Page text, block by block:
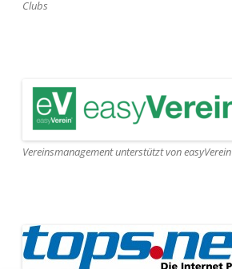
Clubs
Vereinsmanagement unterstützt von easyVerein